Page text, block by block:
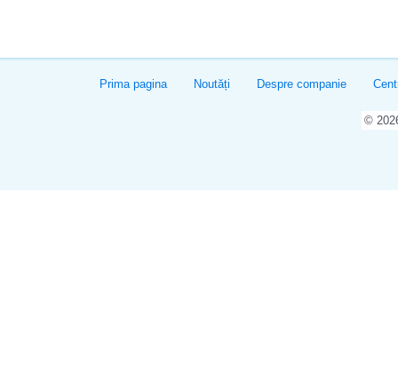
Prima pagina Noutăți Despre companie
©